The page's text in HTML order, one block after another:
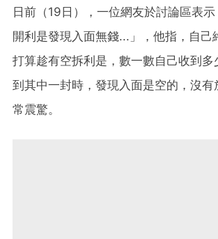
日前（19日），一位網友於討論區表
開利是發現入面無錢...」，他指，自己
打算趁有空拆利是，數一數自己收到多
到其中一封時，發現入面是空的，沒有
常震驚。